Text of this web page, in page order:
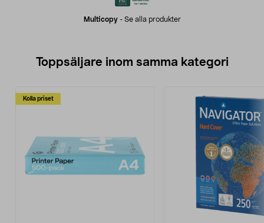
Multicopy- Se alla produkter
Toppsäljare inom samma kategori
Kolla priset